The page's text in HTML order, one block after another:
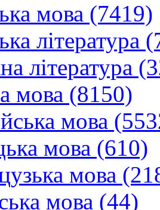
мова (7419)
література
література
мова (8150)
мова
мова (610)
мова
мова (44)